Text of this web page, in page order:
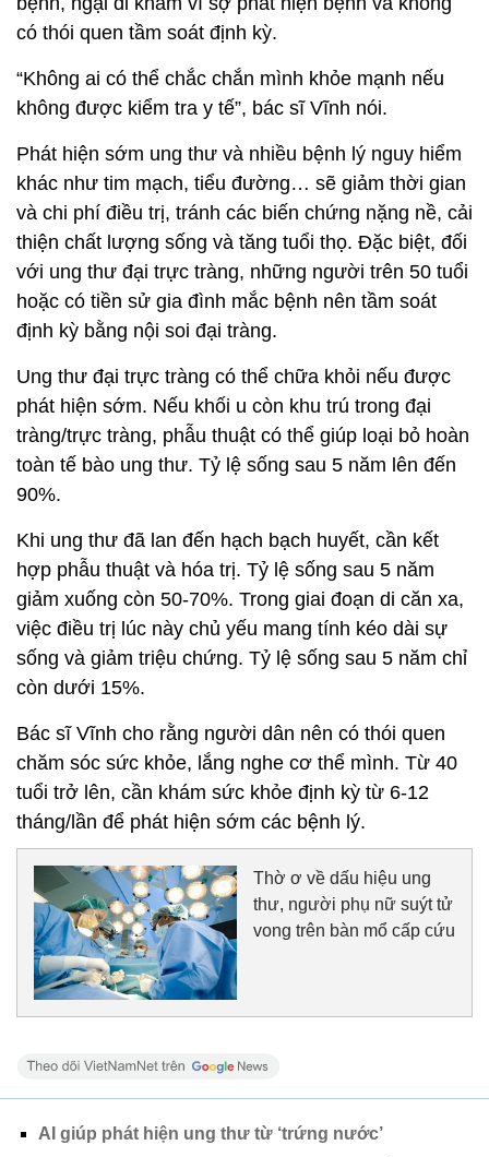
có thói quen tầm soát định kỳ.
“Không ai có thể chắc chắn mình khỏe mạnh nếu
không được kiểm tra y tế”, bác sĩ Vĩnh nói.
Phát hiện sớm ung thư và nhiều bệnh lý nguy hiểm
khác như tim mạch, tiểu đường… sẽ giảm thời gian
và chi phí điều trị, tránh các biến chứng nặng nề, cải
thiện chất lượng sống và tăng tuổi thọ. Đặc biệt, đối
với ung thư đại trực tràng, những người trên 50 tuổi
hoặc có tiền sử gia đình mắc bệnh nên tầm soát
định kỳ bằng nội soi đại tràng.
Ung thư đại trực tràng có thể chữa khỏi nếu được
phát hiện sớm. Nếu khối u còn khu trú trong đại
tràng/trực tràng, phẫu thuật có thể giúp loại bỏ hoàn
toàn tế bào ung thư. Tỷ lệ sống sau 5 năm lên đến
90%.
Khi ung thư đã lan đến hạch bạch huyết, cần kết
hợp phẫu thuật và hóa trị. Tỷ lệ sống sau 5 năm
giảm xuống còn 50-70%. Trong giai đoạn di căn xa,
việc điều trị lúc này chủ yếu mang tính kéo dài sự
sống và giảm triệu chứng. Tỷ lệ sống sau 5 năm chỉ
còn dưới 15%.
Bác sĩ Vĩnh cho rằng người dân nên có thói quen
chăm sóc sức khỏe, lắng nghe cơ thể mình. Từ 40
tuổi trở lên, cần khám sức khỏe định kỳ từ 6-12
tháng/lần để phát hiện sớm các bệnh lý.
Thờ ơ về dấu hiệu ung
thư, người phụ nữ suýt tử
vong trên bàn mổ cấp cứu
AI giúp phát hiện ung thư từ ‘trứng nước’